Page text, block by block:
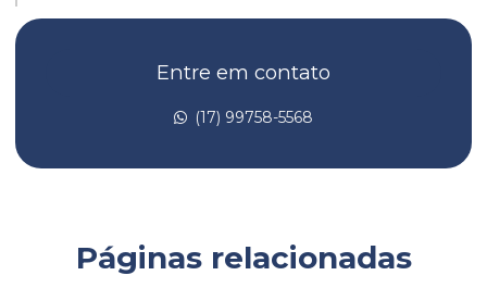
Análise de solo laboratório
Avaliação de risco de toxicidade
Batimetria empresas
Entre em contato
(17) 99758-5568
Páginas relacionadas